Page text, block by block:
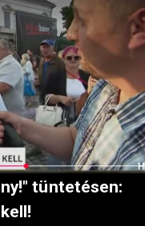
tüntetésen: